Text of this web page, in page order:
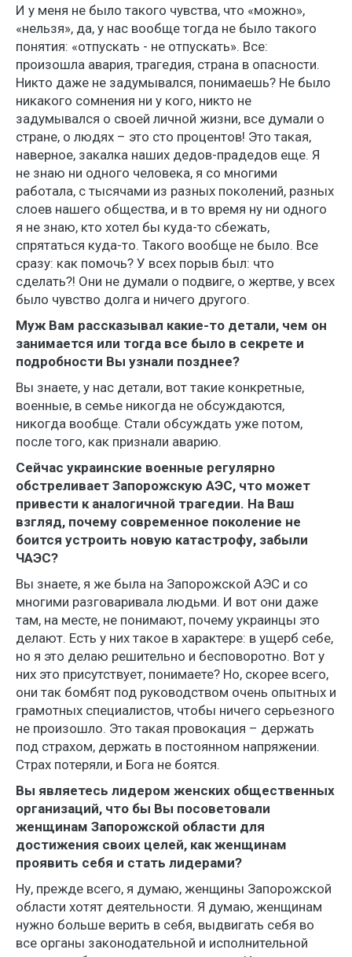
И у меня не было такого чувства, что «можно»,
«нельзя», да, у нас вообще тогда не было такого
понятия: «отпускать - не отпускать». Все:
произошла авария, трагедия, страна в опасности.
Никто даже не задумывался, понимаешь? Не было
никакого сомнения ни у кого, никто не
задумывался о своей личной жизни, все думали о
стране, о людях – это сто процентов! Это такая,
наверное, закалка наших дедов-прадедов еще. Я
не знаю ни одного человека, я со многими
работала, с тысячами из разных поколений, разных
слоев нашего общества, и в то время ну ни одного
я не знаю, кто хотел бы куда-то сбежать,
спрятаться куда-то. Такого вообще не было. Все
сразу: как помочь? У всех порыв был: что
сделать?! Они не думали о подвиге, о жертве, у всех
было чувство долга и ничего другого.
Муж Вам рассказывал какие-то детали, чем он
занимается или тогда все было в секрете и
подробности Вы узнали позднее?
Вы знаете, у нас детали, вот такие конкретные,
военные, в семье никогда не обсуждаются,
никогда вообще. Стали обсуждать уже потом,
после того, как признали аварию.
Сейчас украинские военные регулярно
обстреливает Запорожскую АЭС, что может
привести к аналогичной трагедии. На Ваш
взгляд, почему современное поколение не
боится устроить новую катастрофу, забыли
ЧАЭС?
Вы знаете, я же была на Запорожской АЭС и со
многими разговаривала людьми. И вот они даже
там, на месте, не понимают, почему украинцы это
делают. Есть у них такое в характере: в ущерб себе,
но я это делаю решительно и бесповоротно. Вот у
них это присутствует, понимаете? Но, скорее всего,
они так бомбят под руководством очень опытных и
грамотных специалистов, чтобы ничего серьезного
не произошло. Это такая провокация – держать
под страхом, держать в постоянном напряжении.
Страх потеряли, и Бога не боятся.
Вы являетесь лидером женских общественных
организаций, что бы Вы посоветовали
женщинам Запорожской области для
достижения своих целей, как женщинам
проявить себя и стать лидерами?
Ну, прежде всего, я думаю, женщины Запорожской
области хотят деятельности. Я думаю, женщинам
нужно больше верить в себя, выдвигать себя во
все органы законодательной и исполнительной